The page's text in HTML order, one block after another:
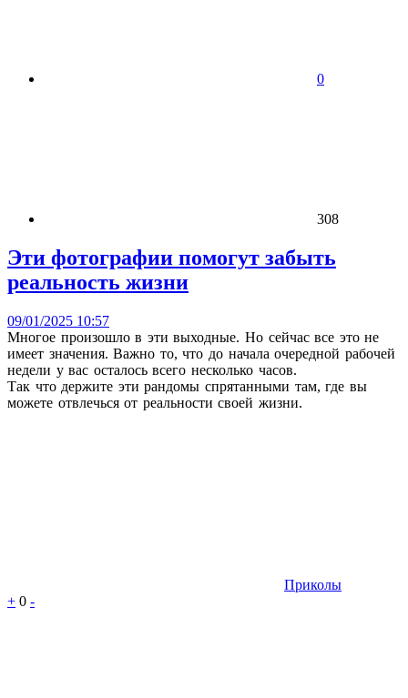
0
308
Эти фотографии помогут забыть
реальность жизни
09/01/2025 10:57
Многое произошло в эти выходные. Но сейчас все это не
имеет значения. Важно то, что до начала очередной рабочей
недели у вас осталось всего несколько часов.
Так что держите эти рандомы спрятанными там, где вы
можете отвлечься от реальности своей жизни.
Приколы
+ 0 -